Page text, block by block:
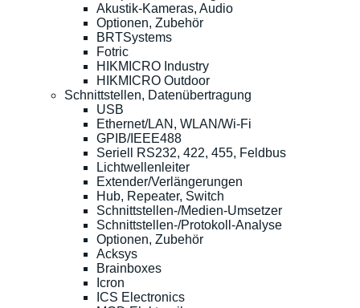
Akustik-Kameras, Audio
Optionen, Zubehör
BRTSystems
Fotric
HIKMICRO Industry
HIKMICRO Outdoor
Schnittstellen, Datenübertragung
USB
Ethernet/LAN, WLAN/Wi-Fi
GPIB/IEEE488
Seriell RS232, 422, 455, Feldbus
Lichtwellenleiter
Extender/Verlängerungen
Hub, Repeater, Switch
Schnittstellen-/Medien-Umsetzer
Schnittstellen-/Protokoll-Analyse
Optionen, Zubehör
Acksys
Brainboxes
Icron
ICS Electronics